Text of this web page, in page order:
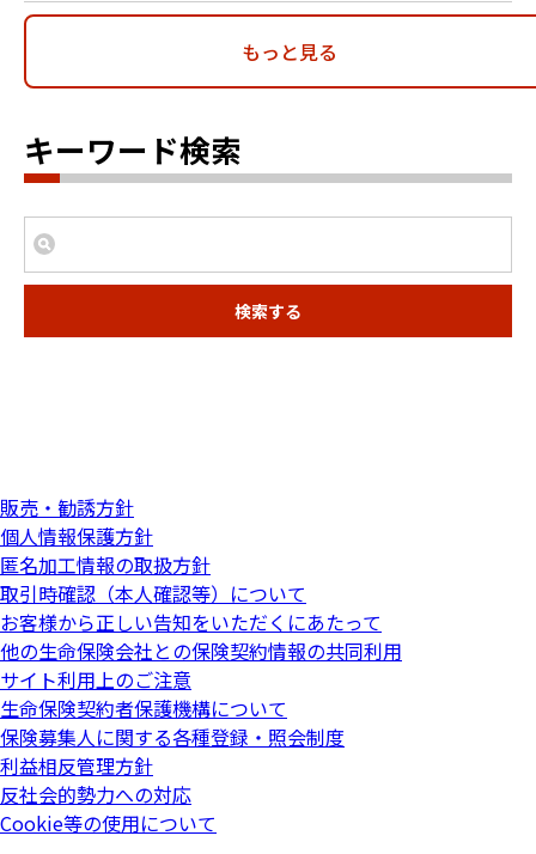
もっと見る
キーワード検索
検索する
販売・勧誘方針
個人情報保護方針
匿名加工情報の取扱方針
取引時確認（本人確認等）について
お客様から正しい告知をいただくにあたって
他の生命保険会社との保険契約情報の共同利用
サイト利用上のご注意
生命保険契約者保護機構について
保険募集人に関する各種登録・照会制度
利益相反管理方針
反社会的勢力への対応
Cookie等の使用について